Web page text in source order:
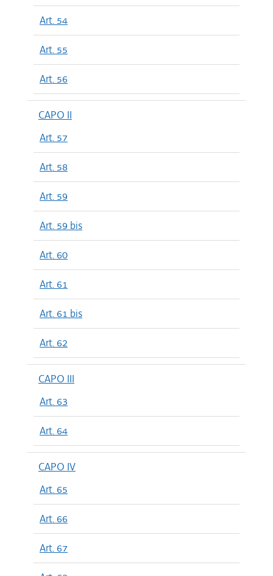
Art. 54
Art. 55
Art. 56
CAPO II
Art. 57
Art. 58
Art. 59
Art. 59 bis
Art. 60
Art. 61
Art. 61 bis
Art. 62
CAPO III
Art. 63
Art. 64
CAPO IV
Art. 65
Art. 66
Art. 67